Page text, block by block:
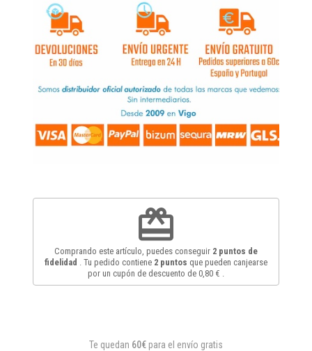
redeem
Comprando este artículo, puedes conseguir 2 puntos de
fidelidad
. Tu pedido contiene 2 puntos que pueden canjearse
por un cupón de descuento de 0,80 €
Te quedan 60€ para el envío gratis